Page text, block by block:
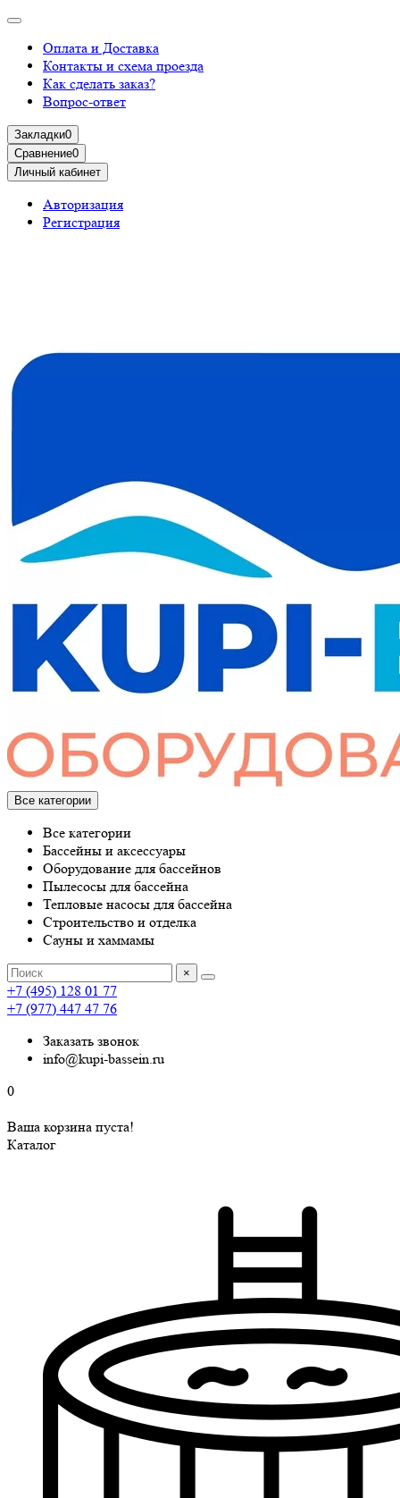
Оплата и Доставка
Контакты и схема проезда
Как сделать заказ?
Вопрос-ответ
Закладки0
Сравнение0
Личный кабинет
Авторизация
Регистрация
Все категории
Все категории
Бассейны и аксессуары
Оборудование для бассейнов
Пылесосы для бассейна
Тепловые насосы для бассейна
Строительство и отделка
Сауны и хаммамы
×
+7 (495) 128 01 77
+7 (977) 447 47 76
Заказать звонок
info@kupi-bassein.ru
0
Ваша корзина пуста!
Каталог